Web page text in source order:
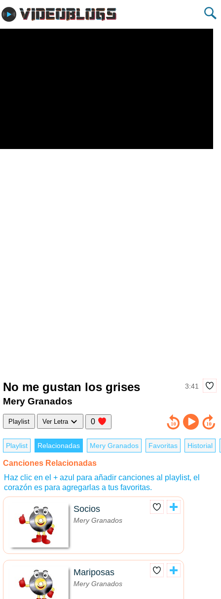
No me gustan los grises 3:41
Mery Granados
Playlist Ver Letra 0
Playlist Relacionadas Mery Granados Favoritas Historial
Canciones Relacionadas
Haz clic en el + azul para añadir canciones al playlist, el
corazón es para agregarlas a tus favoritas.
Socios
Mery Granados
Mariposas
Mery Granados